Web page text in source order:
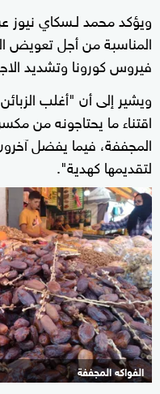
ويؤكد محمد لـسكاي نيوز
المناسبة من أجل تعويض
فيروس كورونا وتشديد
ويشير إلى أن "أغلب
اقتناء ما يحتاجونه من
المجففة، فيما يفضل
لتقديمها كهدية".
الفواكه المجففة